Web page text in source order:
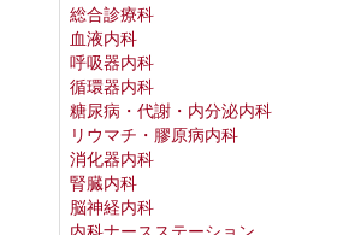
総合診療科
血液内科
呼吸器内科
循環器内科
糖尿病・代謝・内分泌内科
リウマチ・膠原病内科
消化器内科
腎臓内科
脳神経内科